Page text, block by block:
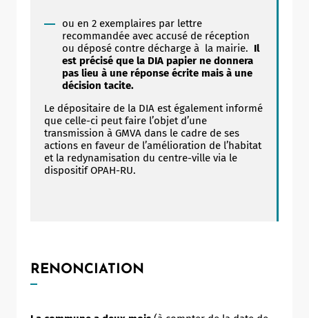
ou en 2 exemplaires par lettre
recommandée avec accusé de réception
ou déposé contre décharge à la mairie. Il
est précisé que la DIA papier ne donnera
pas lieu à une réponse écrite mais à une
décision tacite.
Le dépositaire de la DIA est également informé
que celle-ci peut faire l’objet d’une
transmission à GMVA dans le cadre de ses
actions en faveur de l’amélioration de l’habitat
et la redynamisation du centre-ville via le
dispositif OPAH-RU.
RENONCIATION